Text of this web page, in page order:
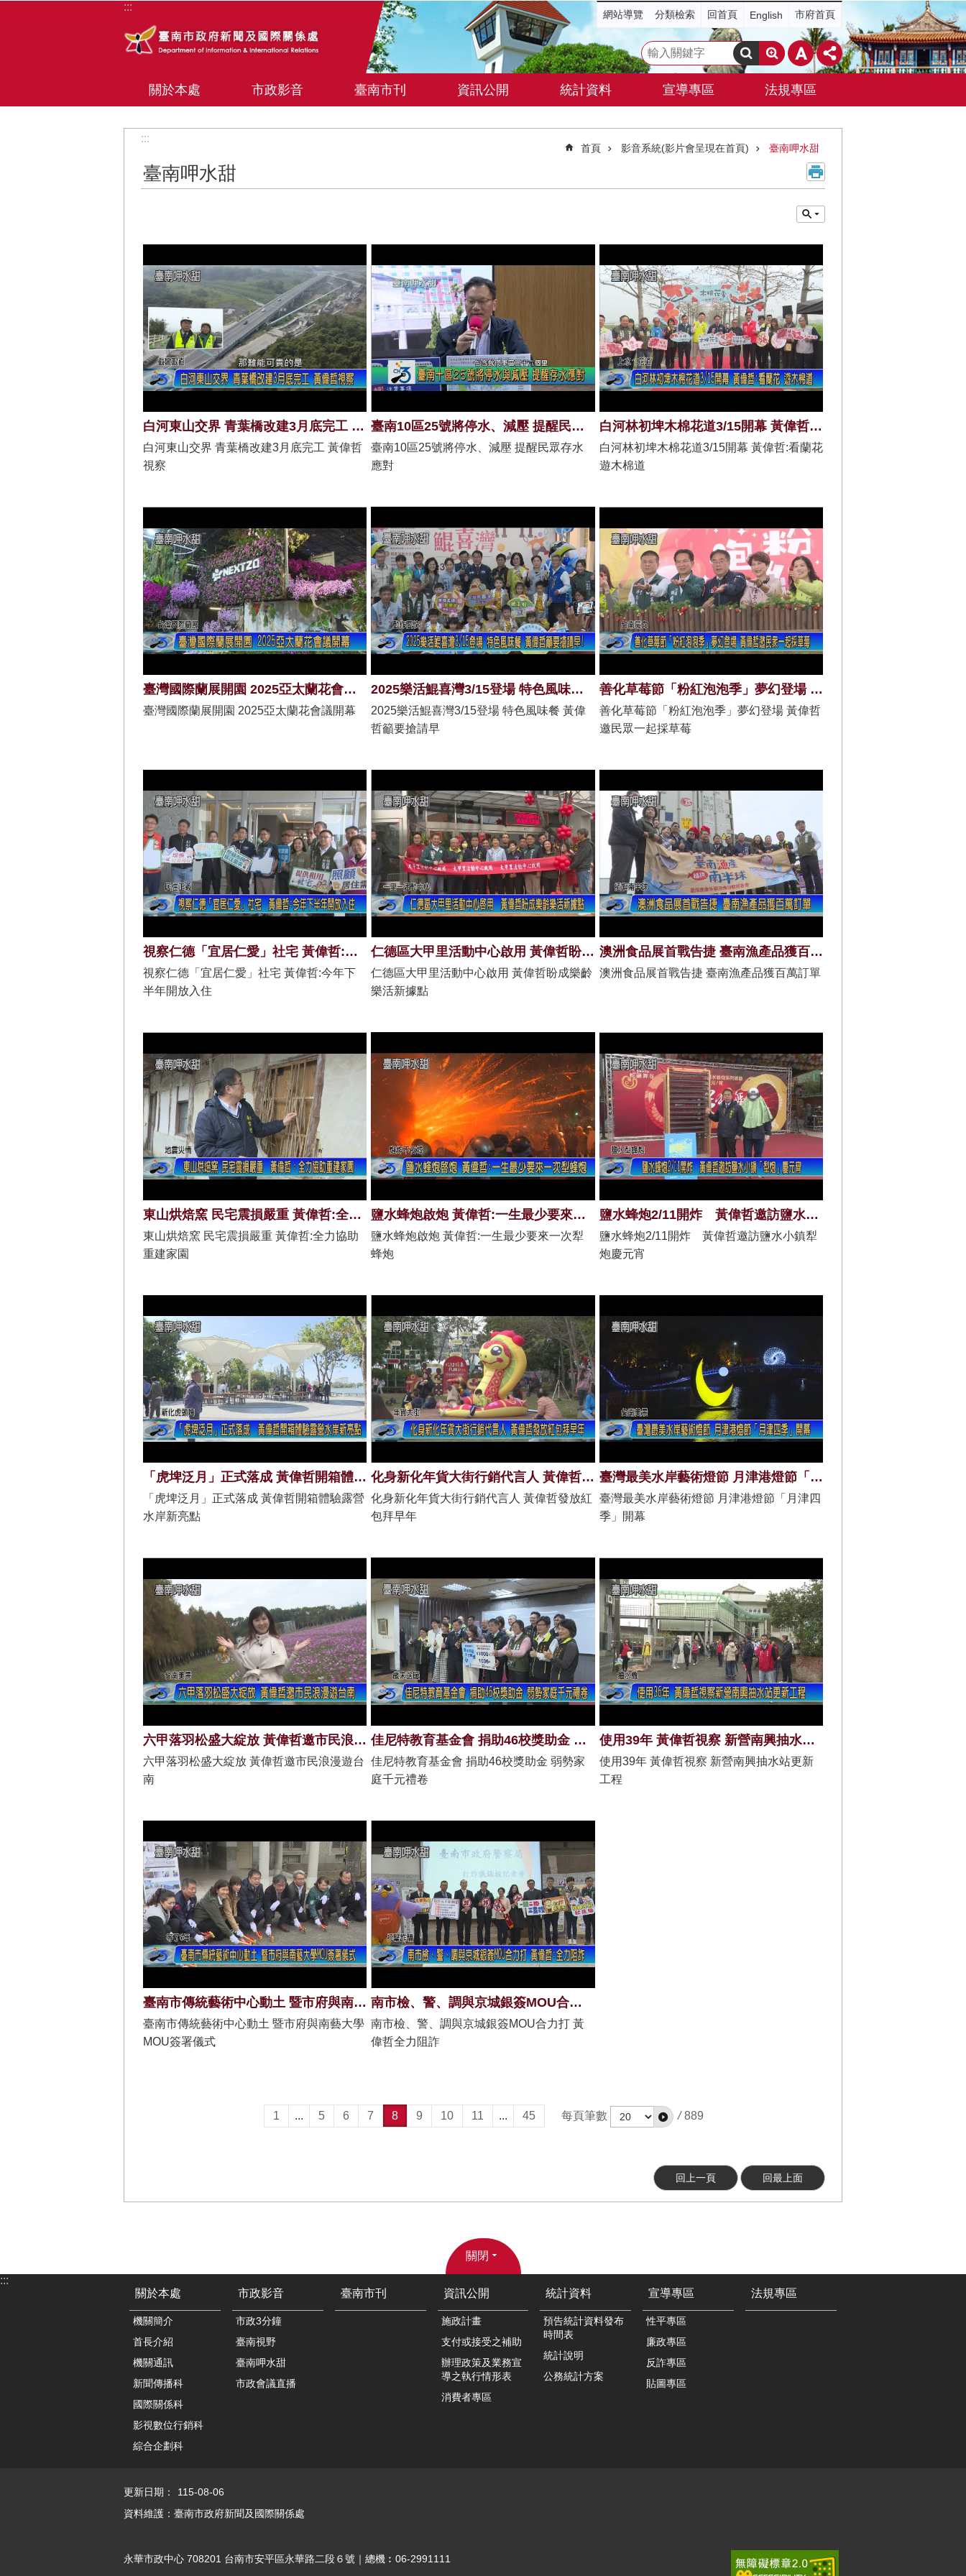
:::
網站導覽 分類檢索 回首頁 English 市府首頁
搜
尋
關於本處 市政影音 臺南市刊 資訊公開 統計資料 宣導專區 法規專區
:::
首頁 影音系統(影片會呈現在首頁) 臺南呷水甜
臺南呷水甜
白河東山交界 青葉橋改建3月底完工 黃偉哲視察
白河東山交界 青葉橋改建3月底完工 黃偉哲
視察
臺南10區25號將停水、減壓 提醒民眾存水應對
臺南10區25號將停水、減壓 提醒民眾存水
應對
白河林初埤木棉花道3/15開幕 黃偉哲:看蘭花 遊木棉道
白河林初埤木棉花道3/15開幕 黃偉哲:看蘭花
遊木棉道
臺灣國際蘭展開園 2025亞太蘭花會議開幕
臺灣國際蘭展開園 2025亞太蘭花會議開幕
2025樂活鯤喜灣3/15登場 特色風味餐 黃偉哲籲要搶請早
2025樂活鯤喜灣3/15登場 特色風味餐 黃偉
哲籲要搶請早
善化草莓節「粉紅泡泡季」夢幻登場 黃偉哲邀民眾一起採草莓
善化草莓節「粉紅泡泡季」夢幻登場 黃偉哲
邀民眾一起採草莓
視察仁德「宜居仁愛」社宅 黃偉哲:今年下半年開放入住
視察仁德「宜居仁愛」社宅 黃偉哲:今年下
半年開放入住
仁德區大甲里活動中心啟用 黃偉哲盼成樂齡樂活新據點
仁德區大甲里活動中心啟用 黃偉哲盼成樂齡
樂活新據點
澳洲食品展首戰告捷 臺南漁產品獲百萬訂單
澳洲食品展首戰告捷 臺南漁產品獲百萬訂單
東山烘焙窯 民宅震損嚴重 黃偉哲:全力協助重建家園
東山烘焙窯 民宅震損嚴重 黃偉哲:全力協助
重建家園
鹽水蜂炮啟炮 黃偉哲:一生最少要來一次犁蜂炮
鹽水蜂炮啟炮 黃偉哲:一生最少要來一次犁
蜂炮
鹽水蜂炮2/11開炸 黃偉哲邀訪鹽水小鎮犁炮慶元宵
鹽水蜂炮2/11開炸 黃偉哲邀訪鹽水小鎮犁
炮慶元宵
「虎埤泛月」正式落成 黃偉哲開箱體驗露營水岸新亮點
「虎埤泛月」正式落成 黃偉哲開箱體驗露營
水岸新亮點
化身新化年貨大街行銷代言人 黃偉哲發放紅包拜早年
化身新化年貨大街行銷代言人 黃偉哲發放紅
包拜早年
臺灣最美水岸藝術燈節 月津港燈節「月津四季」開幕
臺灣最美水岸藝術燈節 月津港燈節「月津四
季」開幕
六甲落羽松盛大綻放 黃偉哲邀市民浪漫遊台南
六甲落羽松盛大綻放 黃偉哲邀市民浪漫遊台
南
佳尼特教育基金會 捐助46校獎助金 弱勢家庭千元禮卷
佳尼特教育基金會 捐助46校獎助金 弱勢家
庭千元禮卷
使用39年 黃偉哲視察 新營南興抽水站更新工程
使用39年 黃偉哲視察 新營南興抽水站更新
工程
臺南市傳統藝術中心動土 暨市府與南藝大學MOU簽署儀式
臺南市傳統藝術中心動土 暨市府與南藝大學
MOU簽署儀式
南市檢、警、調與京城銀簽MOU合力打 黃偉哲全力阻詐
南市檢、警、調與京城銀簽MOU合力打 黃
偉哲全力阻詐
1 ... 5 6 7 8 9 10 11 ... 45 每頁筆數 / 889
回上一頁 回最上面
關閉
:::
關於本處
機關簡介
首長介紹
機關通訊
新聞傳播科
國際關係科
影視數位行銷科
綜合企劃科
市政影音
市政3分鐘
臺南視野
臺南呷水甜
市政會議直播
臺南市刊 資訊公開
施政計畫
支付或接受之補助
辦理政策及業務宣
導之執行情形表
消費者專區
統計資料
預告統計資料發布
時間表
統計說明
公務統計方案
宣導專區
性平專區
廉政專區
反詐專區
貼圖專區
法規專區
更新日期：
115-08-06
資料維護：臺南市政府新聞及國際關係處
永華市政中心 708201 台南市安平區永華路二段６號｜總機︰06-2991111